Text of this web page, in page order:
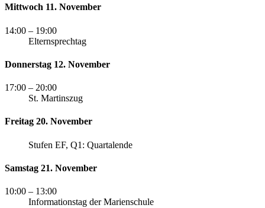
Mittwoch 11. November
14:00 – 19:00
Elternsprechtag
Donnerstag 12. November
17:00 – 20:00
St. Martinszug
Freitag 20. November
Stufen EF, Q1: Quartalende
Samstag 21. November
10:00 – 13:00
Informationstag der Marienschule